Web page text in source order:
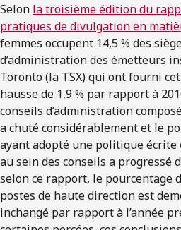
Selon la troisième édition du
pratiques de divulgation en
femmes occupent 14,5 % des
d’administration des émetteurs
Toronto (la TSX) qui ont fourni
hausse de 1,9 % par rapport à
conseils d’administration
a chuté considérablement et le
ayant adopté une politique
au sein des conseils a progressé
selon ce rapport, le pourcentage
postes de haute direction est
inchangé par rapport à l’année